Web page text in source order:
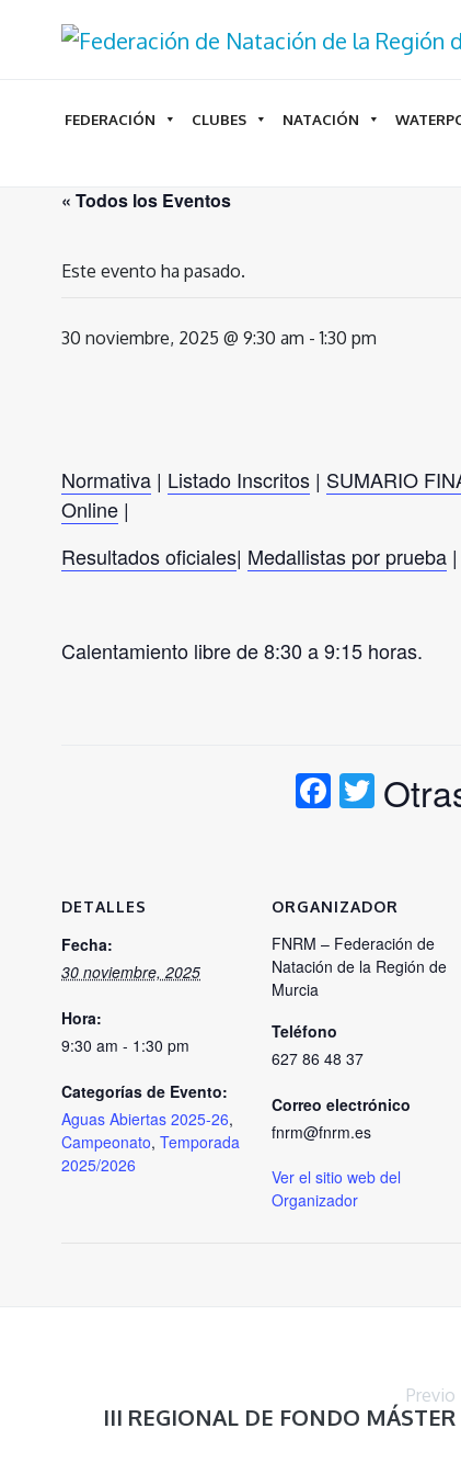
FEDERACIÓN CLUBES NATACIÓN
« Todos los Eventos
Este evento ha pasado.
30 noviembre, 2025 @ 9:30 am -1:30 pm
Normativa | Listado Inscritos | SUMARIO
Online |
Resultados oficiales| Medallistas por prueba |
Calentamiento libre de 8:30 a 9:15 horas.
DETALLES
Fecha:
30 noviembre, 2025
Hora:
9:30 am - 1:30 pm
Categorías de Evento:
Aguas Abiertas 2025-26,
Campeonato, Temporada
2025/2026
ORGANIZADOR
FNRM – Federación de
Natación de la Región de
Murcia
Teléfono
627 86 48 37
Correo electrónico
fnrm@fnrm.es
Ver el sitio web del
Organizador
Previo
III REGIONAL DE FONDO MÁSTER